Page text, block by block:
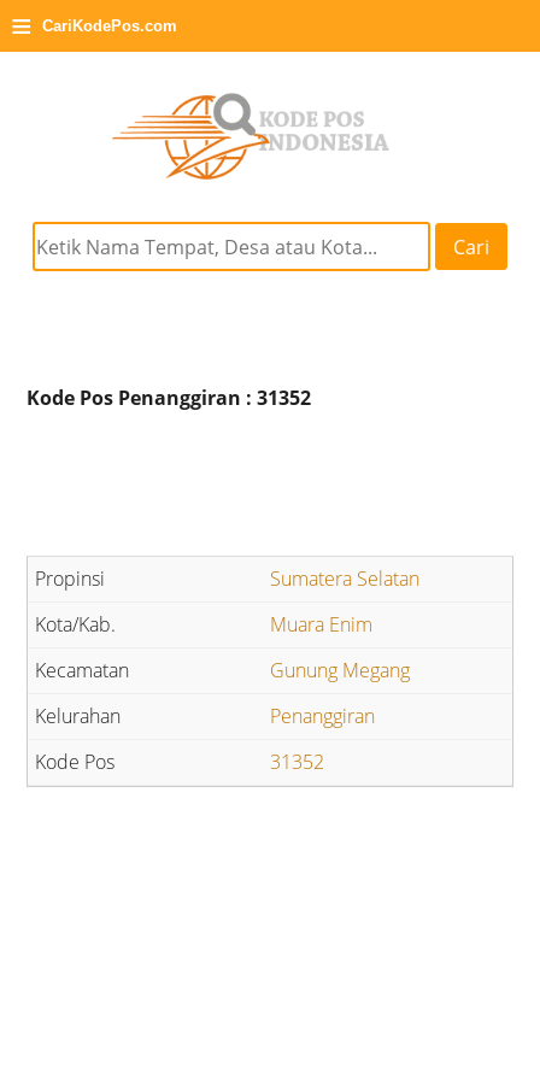
≡ CariKodePos.com
Cari
Kode Pos Penanggiran : 31352
Sumatera Selatan
Muara Enim
Gunung Megang
Penanggiran
31352